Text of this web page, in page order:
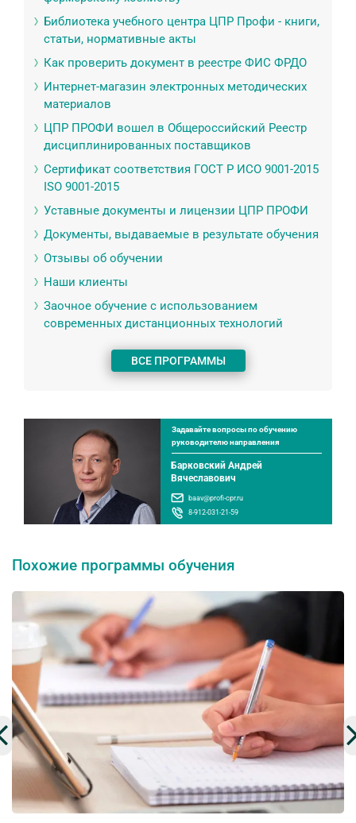
Библиотека учебного центра ЦПР Профи - книги,
статьи, нормативные акты
Как проверить документ в реестре ФИС ФРДО
Интернет-магазин электронных методических
материалов
ЦПР ПРОФИ вошел в Общероссийский Реестр
дисциплинированных поставщиков
Сертификат соответствия ГОСТ Р ИСО 9001-2015
ISO 9001-2015
Уставные документы и лицензии ЦПР ПРОФИ
Документы, выдаваемые в результате обучения
Отзывы об обучении
Наши клиенты
Заочное обучение с использованием
современных дистанционных технологий
ВСЕ ПРОГРАММЫ
Задавайте вопросы по обучению
руководителю направления
Барковский Андрей
Вячеславович
baav@profi-cpr.ru
8-912-031-21-59
Похожие программы обучения